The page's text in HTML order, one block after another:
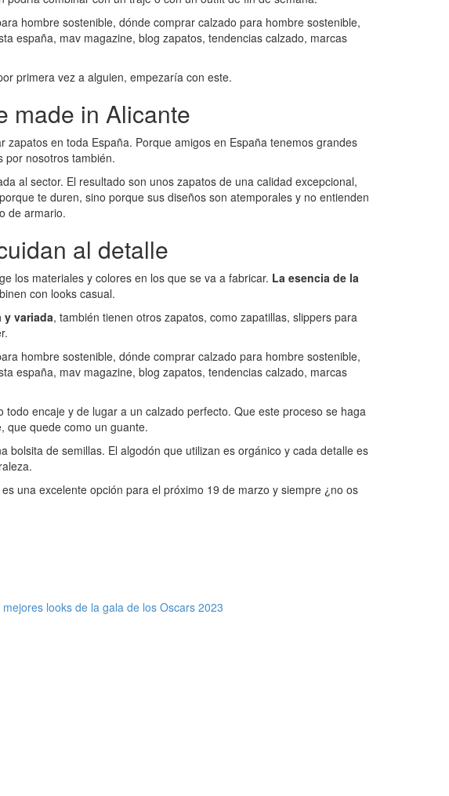
primera vez a alguien, empezaría con este.
made in Alicante
en toda España. Porque amigos en España tenemos grandes
por nosotros también.
al sector. El resultado son unos zapatos de una calidad excepcional,
te duren, sino porque sus diseños son atemporales y no entienden
de armario.
al detalle
los materiales y colores en los que se va a fabricar. La esencia de la
con looks casual.
y variada, también tienen otros zapatos, como zapatillas, slippers para
encaje y de lugar a un calzado perfecto. Que este proceso se haga
que quede como un guante.
de semillas. El algodón que utilizan es orgánico y cada detalle es
una excelente opción para el próximo 19 de marzo y siempre ¿no os
mejores looks de la gala de los Oscars 2023